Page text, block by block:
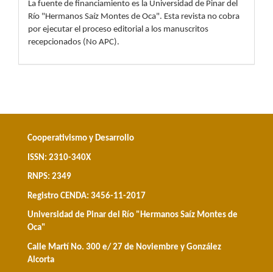
La fuente de financiamiento es la Universidad de Pinar del
Río "Hermanos Saíz Montes de Oca". Esta revista no cobra
por ejecutar el proceso editorial a los manuscritos
recepcionados (No APC).
Cooperativismo y Desarrollo
ISSN: 2310-340X
RNPS: 2349
Registro CENDA: 3456-11-2017
Universidad de Pinar del Río "Hermanos Saíz Montes de
Oca"
Calle Martí No. 300 e/ 27 de Noviembre y González
Alcorta